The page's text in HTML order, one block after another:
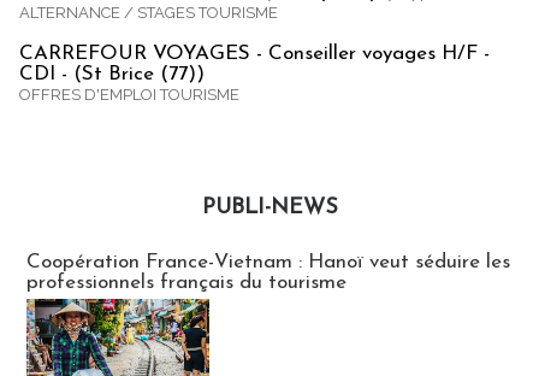
ALTERNANCE / STAGES TOURISME
CARREFOUR VOYAGES - Conseiller voyages H/F -
CDI - (St Brice (77))
OFFRES D'EMPLOI TOURISME
PUBLI-NEWS
Coopération France-Vietnam : Hanoï veut séduire les
professionnels français du tourisme